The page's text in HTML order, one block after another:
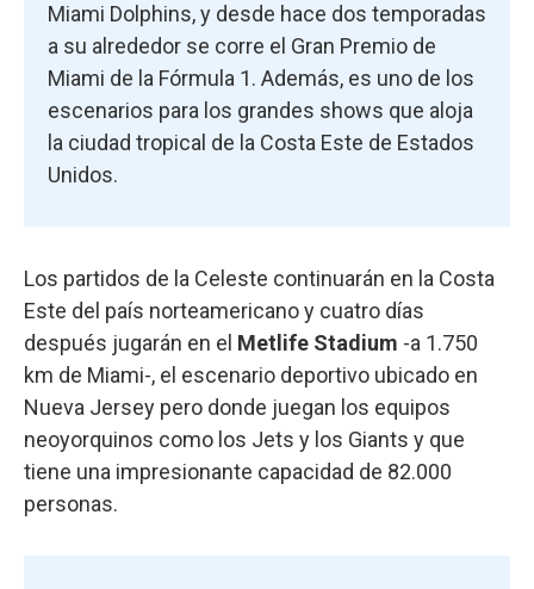
Miami Dolphins, y desde hace dos temporadas
a su alrededor se corre el Gran Premio de
Miami de la Fórmula 1. Además, es uno de los
escenarios para los grandes shows que aloja
la ciudad tropical de la Costa Este de Estados
Unidos.
Los partidos de la Celeste continuarán en la Costa
Este del país norteamericano y cuatro días
después jugarán en el Metlife Stadium -a 1.750
km de Miami-, el escenario deportivo ubicado en
Nueva Jersey pero donde juegan los equipos
neoyorquinos como los Jets y los Giants y que
tiene una impresionante capacidad de 82.000
personas.